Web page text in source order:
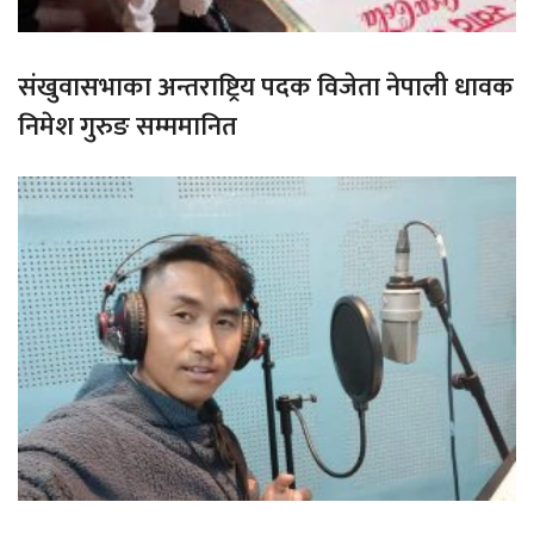
संखुवासभाका अन्तराष्ट्रिय पदक विजेता नेपाली धावक
निमेश गुरुङ सम्ममानित